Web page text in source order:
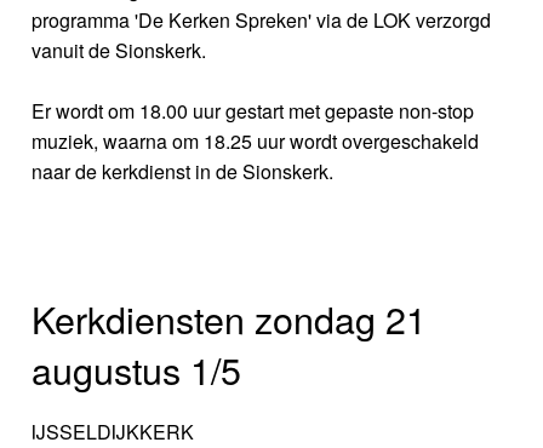
programma 'De Kerken Spreken' via de LOK verzorgd
vanuit de Sionskerk.
Er wordt om 18.00 uur gestart met gepaste non-stop
muziek, waarna om 18.25 uur wordt overgeschakeld
naar de kerkdienst in de Sionskerk.
Kerkdiensten zondag 21
augustus 1/5
IJSSELDIJKKERK